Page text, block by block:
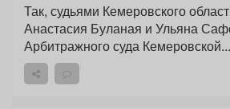
Так, судьями Кемеровского
Анастасия Буланая и Ульяна
Арбитражного суда Кемеровской...